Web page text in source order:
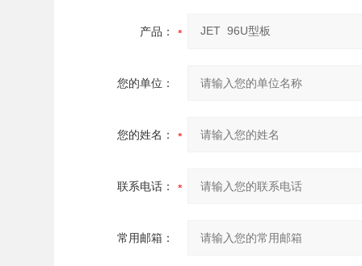
产品：
您的单位：
您的姓名：
联系电话：
常用邮箱：